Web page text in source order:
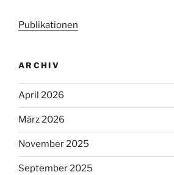
Publikationen
ARCHIV
April 2026
März 2026
November 2025
September 2025